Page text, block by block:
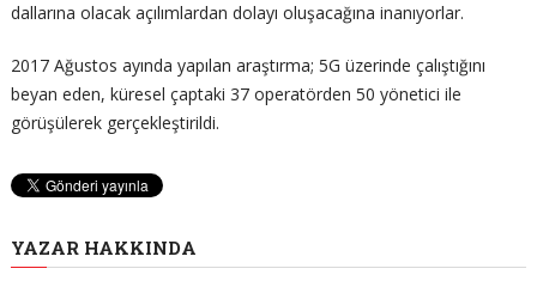
dallarına olacak açılımlardan dolayı oluşacağına inanıyorlar.
2017 Ağustos ayında yapılan araştırma; 5G üzerinde çalıştığını
beyan eden, küresel çaptaki 37 operatörden 50 yönetici ile
görüşülerek gerçekleştirildi.
YAZAR HAKKINDA